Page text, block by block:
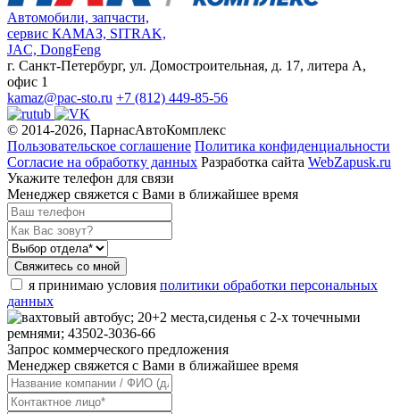
Автомобили, запчасти,
сервис КАМАЗ, SITRAK,
JAC, DongFeng
г. Санкт-Петербург, ул. Домостроительная, д. 17, литера А,
офис 1
kamaz@pac-sto.ru +7 (812) 449-85-56
© 2014-2026, ПарнасАвтоКомплекс
Пользовательское соглашение Политика конфиденциальности
Согласие на обработку данных Разработка сайта WebZapusk.ru
Укажите телефон для связи
Менеджер свяжется с Вами в ближайшее время
Свяжитесь со мной
я принимаю условия политики обработки персональных
данных
Запрос коммерческого предложения
Менеджер свяжется с Вами в ближайшее время